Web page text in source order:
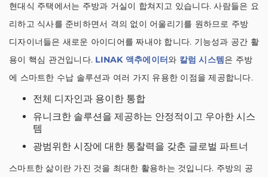
현대식 주택에서는 주방과 거실이 합쳐지고 있습니다. 사람들은 요
리하고 식사를 준비하면서 격의 없이 어울리기를 원하므로 주방
디자이너들은 새로운 아이디어를 짜내야 합니다. 기능성과 공간 활
용이 핵심 관건입니다. LINAK 액추에이터와 칼럼 시스템은 주방
에 스마트한 수납 솔루션과 여러 가지 유용한 이점을 제공합니다.
전체 디자인과 용이한 통합
유니크한 솔루션을 제공하는 안정적이고 우아한 시스
템
광범위한 시장에 대한 통찰력을 갖춘 글로벌 파트너
스마트한 삶이란 가진 것을 최대한 활용하는 것입니다. 주방의 공